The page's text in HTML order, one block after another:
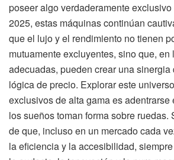
poseer algo verdaderamente
2025, estas máquinas continúan
que el lujo y el rendimiento no tienen
mutuamente excluyentes, sino que, en
adecuadas, pueden crear una
lógica de precio. Explorar este
exclusivos de alta gama es
los sueños toman forma sobre ruedas.
de que, incluso en un mercado cada
la eficiencia y la accesibilidad,